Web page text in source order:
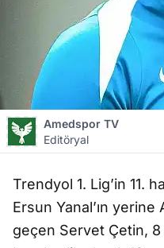
Amedspor TV
Editöryal
Trendyol 1. Lig’in 11.
Ersun Yanal’ın yerine
geçen Servet Çetin,